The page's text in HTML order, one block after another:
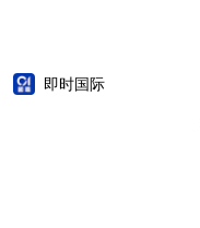
即时国际